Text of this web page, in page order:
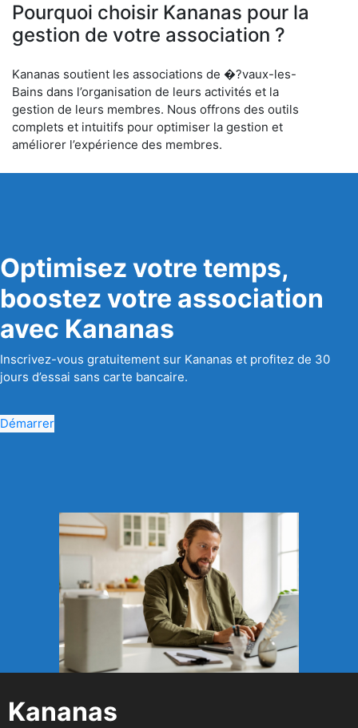
Pourquoi choisir Kananas pour la
gestion de votre association ?
Kananas soutient les associations de �?vaux-les-
Bains dans l’organisation de leurs activités et la
gestion de leurs membres. Nous offrons des outils
complets et intuitifs pour optimiser la gestion et
améliorer l’expérience des membres.
Optimisez votre temps,
boostez votre association
avec Kananas
Inscrivez-vous gratuitement sur Kananas et profitez de 30
jours d’essai sans carte bancaire.
Démarrer
Kananas